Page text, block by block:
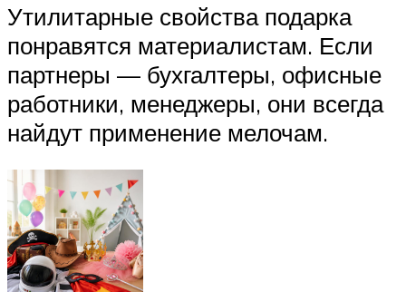
Утилитарные свойства подарка
понравятся материалистам. Если
партнеры — бухгалтеры, офисные
работники, менеджеры, они всегда
найдут применение мелочам.